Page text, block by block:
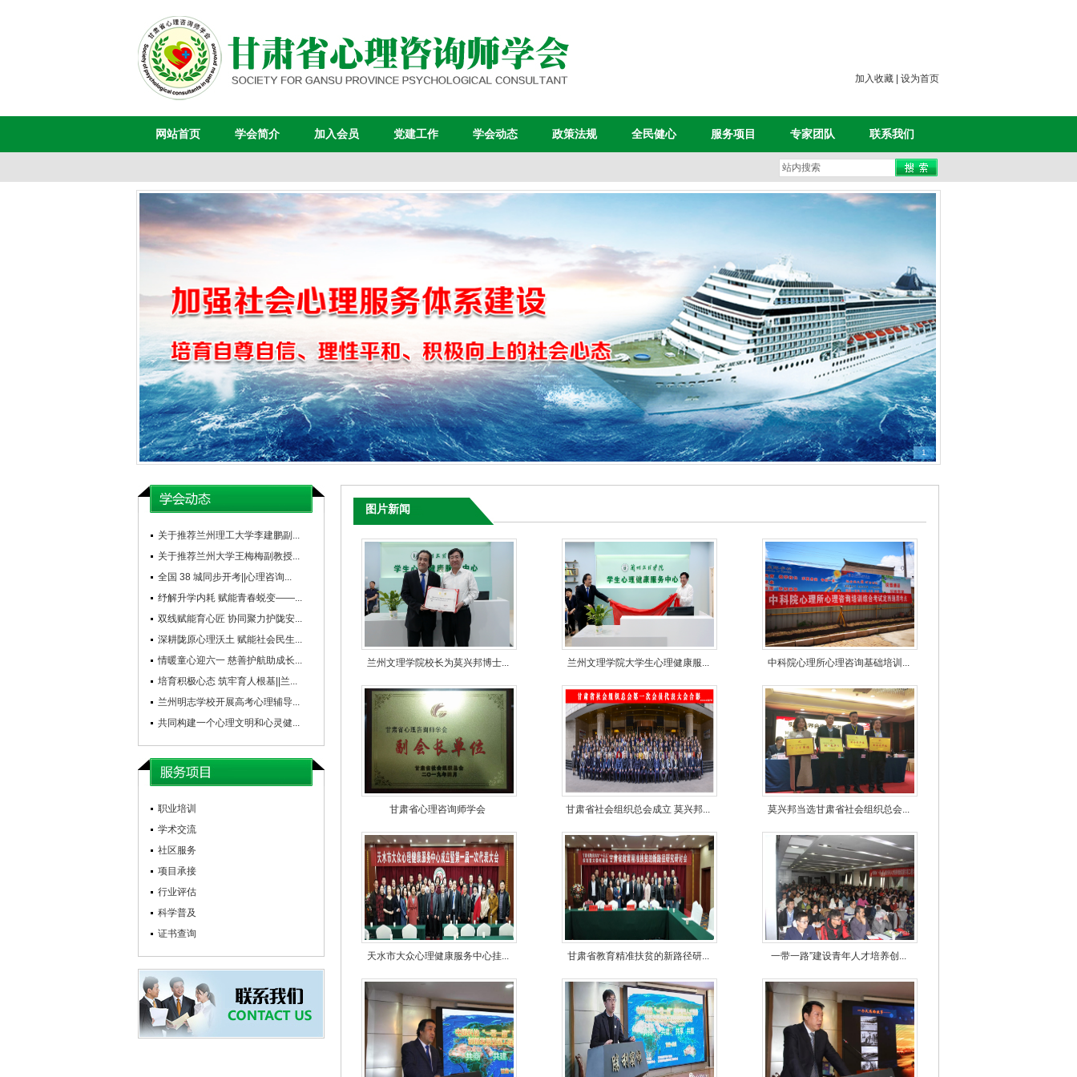
加入收藏 设为首页
网站首页 学会简介 加入会员 党建工作 学会动态 政策法规 全民健心 服务项目 专家团队 联系我们
1
关于推荐兰州理工大学李建鹏副...
关于推荐兰州大学王梅梅副教授...
全国 38 城同步开考||心理咨询...
纾解升学内耗 赋能青春蜕变——...
双线赋能育心匠 协同聚力护陇安...
深耕陇原心理沃土 赋能社会民生...
情暖童心迎六一 慈善护航助成长...
培育积极心态 筑牢育人根基||兰...
兰州明志学校开展高考心理辅导...
共同构建一个心理文明和心灵健...
职业培训
学术交流
社区服务
项目承接
行业评估
科学普及
证书查询
图片新闻
兰州文理学院校长为莫兴邦博士... 兰州文理学院大学生心理健康服... 中科院心理所心理咨询基础培训...
甘肃省心理咨询师学会 甘肃省社会组织总会成立 莫兴邦... 莫兴邦当选甘肃省社会组织总会...
天水市大众心理健康服务中心挂... 甘肃省教育精准扶贫的新路径研... 一带一路”建设青年人才培养创...